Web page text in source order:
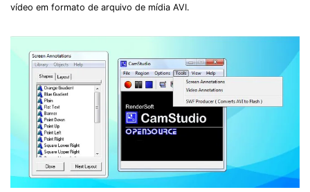
vídeo em formato de arquivo de mídia AVI.